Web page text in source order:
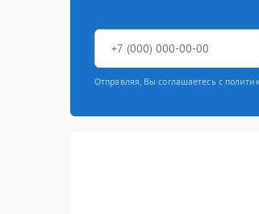
Отправляя, Вы соглашаетесь с